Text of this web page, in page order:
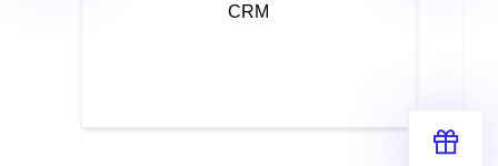
CRM